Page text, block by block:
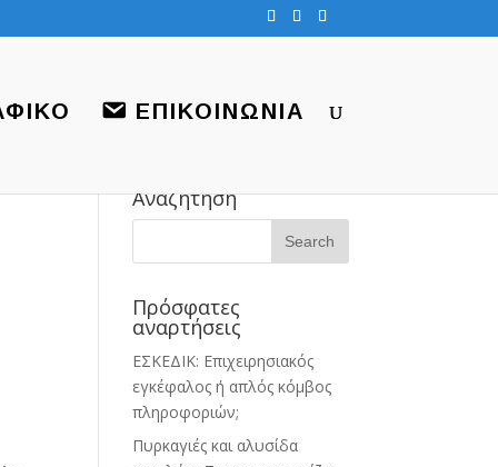
ΕΠΙΚΟΙΝΩΝΙΑ
Αναζήτηση
Πρόσφατες
αναρτήσεις
ΕΣΚΕΔΙΚ: Επιχειρησιακός
εγκέφαλος ή απλός κόμβος
πληροφοριών;
Πυρκαγιές και αλυσίδα